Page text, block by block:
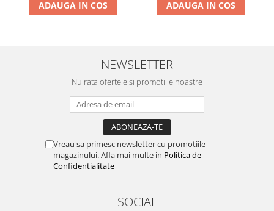
ADAUGA IN COS ADAUGA IN COS
NEWSLETTER
Nu rata ofertele si promotiile noastre
Vreau sa primesc newsletter cu promotiile
magazinului. Afla mai multe in Politica de
Confidentialitate
SOCIAL